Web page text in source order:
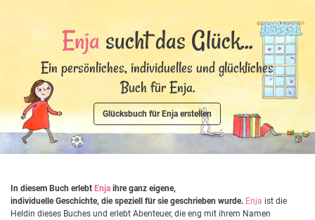
Enja sucht das Glück...
Ein persönliches, individuelles und glückliches
Buch für Enja.
Glücksbuch für Enja erstellen
In diesem Buch erlebt Enja ihre ganz eigene,
individuelle Geschichte, die speziell für sie geschrieben wurde. Enja ist die
Heldin dieses Buches und erlebt Abenteuer, die eng mit ihrem Namen